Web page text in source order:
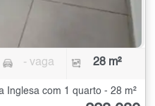
- vaga 28 m²
Inglesa com 1 quarto - 28 m²